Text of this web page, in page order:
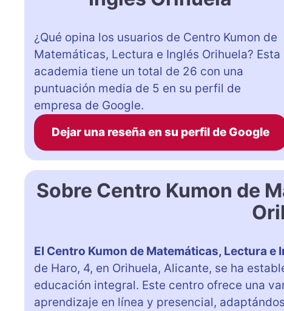
¿Qué opina los usuarios de Centro Kumon de
Matemáticas, Lectura e Inglés Orihuela? Esta
academia tiene un total de 26 con una
puntuación media de 5 en su perfil de
empresa de Google.
Dejar una reseña en su perfil de Google
Sobre Centro Kumon de
El Centro Kumon de Matemáticas, Lectura e
de Haro, 4, en Orihuela, Alicante, se ha
educación integral. Este centro ofrece una
aprendizaje en línea y presencial,